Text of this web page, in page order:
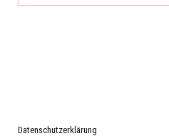
Datenschutzerklärung